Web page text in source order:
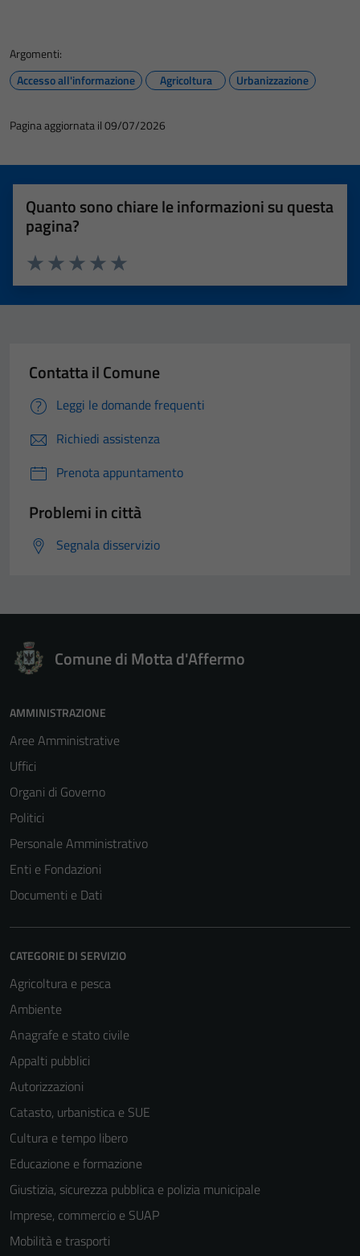
Argomenti:
Accesso all'informazione
Agricoltura Urbanizzazione
Pagina aggiornata il 09/07/2026
Quanto sono chiare le informazioni su questa
pagina?
Valuta 5 stelle su 5
Valuta 4 stelle su 5
Valuta 3 stelle su 5
Valuta 2 stelle su 5
Valuta 1 stelle su 5
Contatta il Comune
Leggi le domande frequenti
Richiedi assistenza
Prenota appuntamento
Problemi in città
Segnala disservizio
Comune di Motta d'Affermo
AMMINISTRAZIONE
Aree Amministrative
Uffici
Organi di Governo
Politici
Personale Amministrativo
Enti e Fondazioni
Documenti e Dati
CATEGORIE DI SERVIZIO
Agricoltura e pesca
Ambiente
Anagrafe e stato civile
Appalti pubblici
Autorizzazioni
Catasto, urbanistica e SUE
Cultura e tempo libero
Educazione e formazione
Giustizia, sicurezza pubblica e polizia municipale
Imprese, commercio e SUAP
Mobilità e trasporti
sono necessari